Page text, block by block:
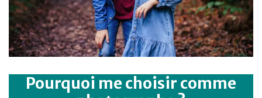
Pourquoi me choisir comme